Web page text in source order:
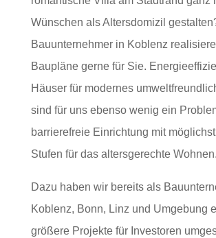
Wünschen als Altersdomizil
Bauunternehmer in Koblenz
Baupläne gerne für Sie.
Häuser für modernes
sind für uns ebenso wenig ein
barrierefreie Einrichtung mit
Stufen für das altersgerechte Wohnen.
Dazu haben wir bereits als
Koblenz, Bonn, Linz und Umgebung
größere Projekte für Investoren